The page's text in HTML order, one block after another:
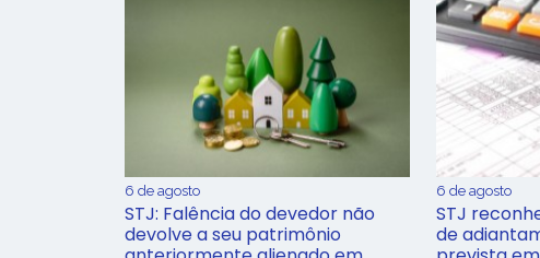
6 de agosto
STJ: Falência do devedor não
devolve a seu patrimônio
6 de agosto
STJ
de